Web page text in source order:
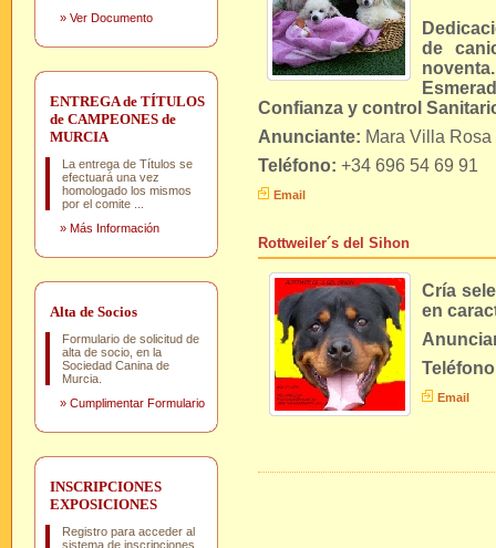
» Ver Documento
ENTREGA de TÍTULOS
de CAMPEONES de
MURCIA
La entrega de Títulos se
efectuará una vez
homologado los mismos
por el comite ...
» Más Información
Alta de Socios
Formulario de solicitud de
alta de socio, en la
Sociedad Canina de
Murcia.
» Cumplimentar Formulario
INSCRIPCIONES
EXPOSICIONES
Registro para acceder al
sistema de inscripciones
de
noventa.
Confianza y control
Anunciante: Mara Villa Rosa
Teléfono: +34 696 54 69 91
Email
Rottweiler´s del Sihon
Cría
en
Email